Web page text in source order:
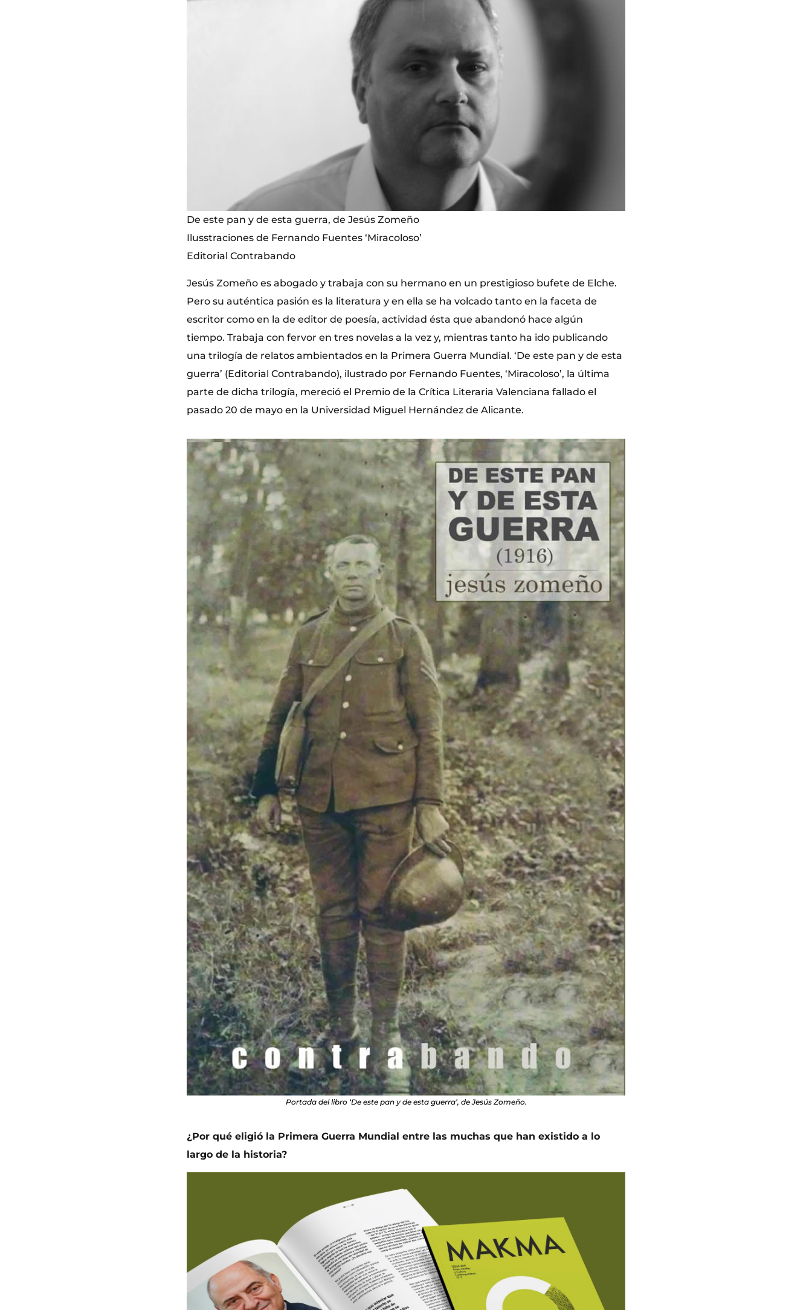
De este pan y de esta guerra, de Jesús Zomeño
Ilusstraciones de Fernando Fuentes ‘Miracoloso’
Editorial Contrabando
Jesús Zomeño es abogado y trabaja con su hermano en un prestigioso bufete de Elche.
Pero su auténtica pasión es la literatura y en ella se ha volcado tanto en la faceta de
escritor como en la de editor de poesía, actividad ésta que abandonó hace algún
tiempo. Trabaja con fervor en tres novelas a la vez y, mientras tanto ha ido publicando
una trilogía de relatos ambientados en la Primera Guerra Mundial. ‘De este pan y de esta
guerra’ (Editorial Contrabando), ilustrado por Fernando Fuentes, ‘Miracoloso’, la última
parte de dicha trilogía, mereció el Premio de la Crítica Literaria Valenciana fallado el
pasado 20 de mayo en la Universidad Miguel Hernández de Alicante.
Portada del libro ‘De este pan y de esta guerra’, de Jesús Zomeño.
¿Por qué eligió la Primera Guerra Mundial entre las muchas que han existido a lo
largo de la historia?